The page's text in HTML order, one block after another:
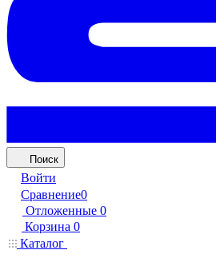
Поиск
Войти
Сравнение0
Отложенные 0
Корзина 0
Каталог